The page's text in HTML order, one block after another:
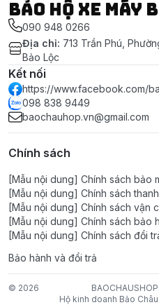
Bảo Hộ Xe Máy
090 948 0266
Địa chỉ: 713 Trần Phú,
Bảo Lộc
Kết nối
https://www.facebook.com/
098 838 9449
baochauhop.vn@gmail.com
Chính sách
[Mẫu nội dung] Chính sách bảo
[Mẫu nội dung] Chính sách
[Mẫu nội dung] Chính sách vận
[Mẫu nội dung] Chính sách bảo
[Mẫu nội dung] Chính sách đổi
Bảo hành và đổi trả
© 2026
Hộ kinh doanh Bảo